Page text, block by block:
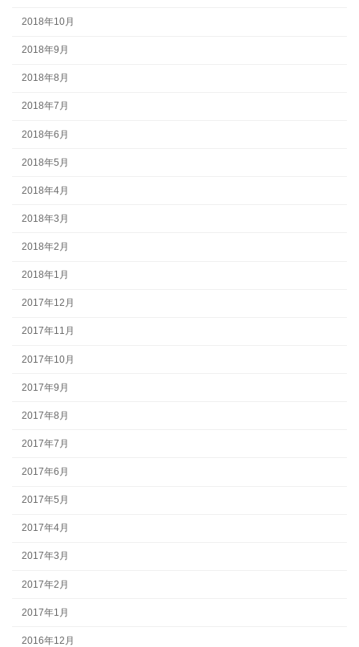
2018年10月
2018年9月
2018年8月
2018年7月
2018年6月
2018年5月
2018年4月
2018年3月
2018年2月
2018年1月
2017年12月
2017年11月
2017年10月
2017年9月
2017年8月
2017年7月
2017年6月
2017年5月
2017年4月
2017年3月
2017年2月
2017年1月
2016年12月